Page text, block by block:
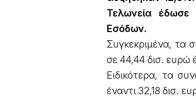
Τελωνεία έδωσε
Εσόδων.
Συγκεκριμένα, τα
σε 44,44 δισ. ευρώ
Ειδικότερα, τα
έναντι 32,18 δισ.